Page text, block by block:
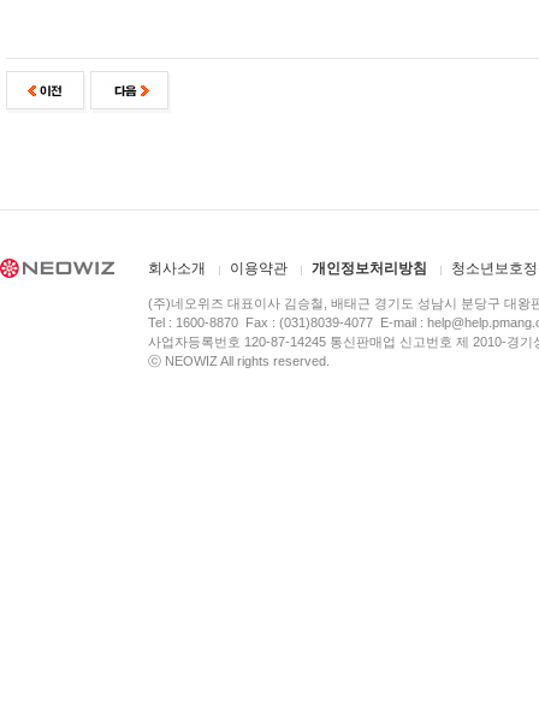
회사소개 이용약관 개인정보처리방침 청소년보호
(주)네오위즈 대표이사 김승철, 배태근 경기도 성남시 분당구 대왕
Tel : 1600-8870 Fax : (031)8039-4077 E-mail :
사업자등록번호 120-87-14245 통신판매업 신고번호 제 2010-경
ⓒ NEOWIZ All rights reserved.